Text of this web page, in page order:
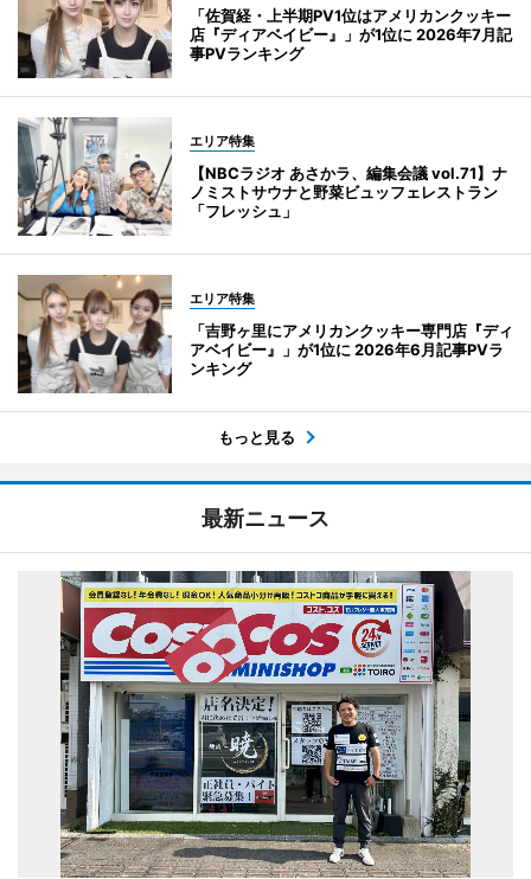
「佐賀経・上半期PV1位はアメリカンクッキー
店『ディアベイビー』」が1位に 2026年7月記
事PVランキング
エリア特集
【NBCラジオ あさかラ、編集会議 vol.71】ナ
ノミストサウナと野菜ビュッフェレストラン
「フレッシュ」
エリア特集
「吉野ヶ里にアメリカンクッキー専門店『ディ
アベイビー』」が1位に 2026年6月記事PVラ
ンキング
もっと見る
最新ニュース